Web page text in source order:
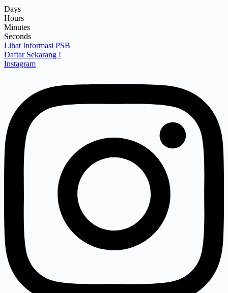
Days
Hours
Minutes
Seconds
Lihat Informasi PSB
Daftar Sekarang !
Instagram